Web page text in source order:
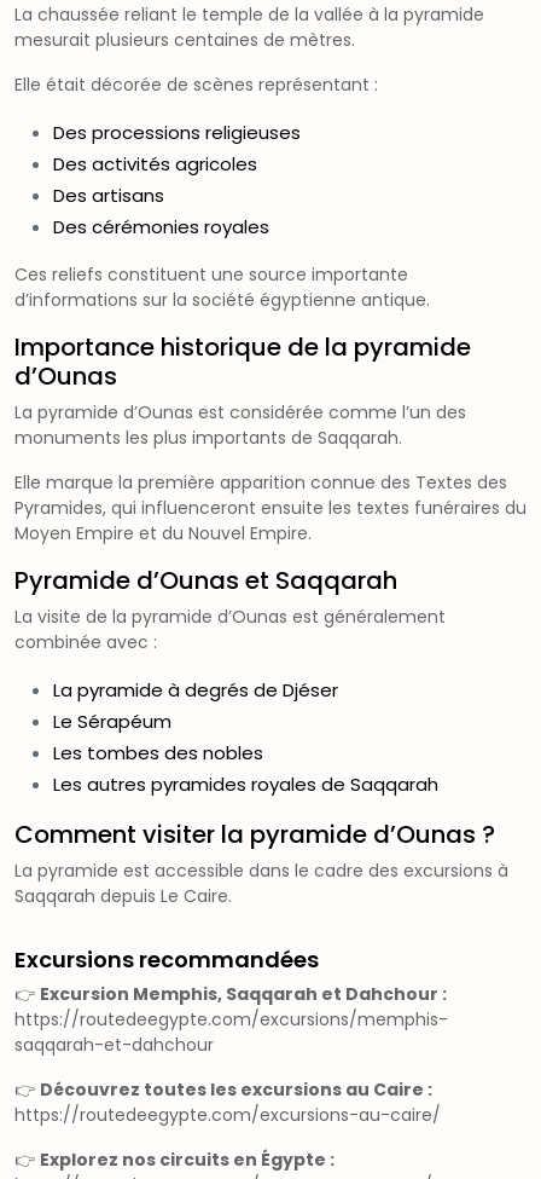
La chaussée reliant le temple de la vallée à la pyramide
mesurait plusieurs centaines de mètres.
Elle était décorée de scènes représentant :
Des processions religieuses
Des activités agricoles
Des artisans
Des cérémonies royales
Ces reliefs constituent une source importante
d’informations sur la société égyptienne antique.
Importance historique de la pyramide
d’Ounas
La pyramide d’Ounas est considérée comme l’un des
monuments les plus importants de Saqqarah.
Elle marque la première apparition connue des Textes des
Pyramides, qui influenceront ensuite les textes funéraires du
Moyen Empire et du Nouvel Empire.
Pyramide d’Ounas et Saqqarah
La visite de la pyramide d’Ounas est généralement
combinée avec :
La pyramide à degrés de Djéser
Le Sérapéum
Les tombes des nobles
Les autres pyramides royales de Saqqarah
Comment visiter la pyramide d’Ounas ?
La pyramide est accessible dans le cadre des excursions à
Saqqarah depuis Le Caire.
Excursions recommandées
👉 Excursion Memphis, Saqqarah et Dahchour :
https://routedeegypte.com/excursions/memphis-
saqqarah-et-dahchour
👉 Découvrez toutes les excursions au Caire :
https://routedeegypte.com/excursions-au-caire/
👉 Explorez nos circuits en Égypte :